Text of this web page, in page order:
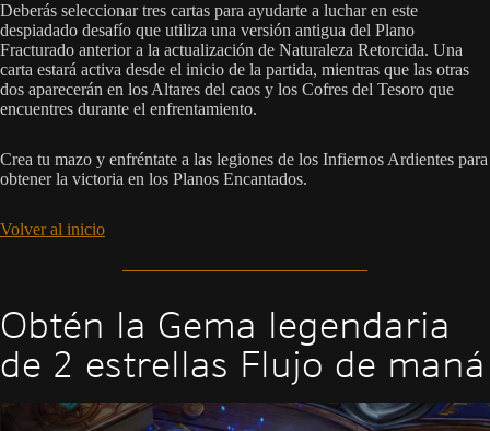
Deberás seleccionar tres cartas para ayudarte a luchar en este
despiadado desafío que utiliza una versión antigua del Plano
Fracturado anterior a la actualización de Naturaleza Retorcida. Una
carta estará activa desde el inicio de la partida, mientras que las otras
dos aparecerán en los Altares del caos y los Cofres del Tesoro que
encuentres durante el enfrentamiento.
Crea tu mazo y enfréntate a las legiones de los Infiernos Ardientes para
obtener la victoria en los Planos Encantados.
Volver al inicio
Obtén la Gema legendaria
de 2 estrellas Flujo de maná